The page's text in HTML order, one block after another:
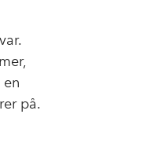
k
n
o
på.